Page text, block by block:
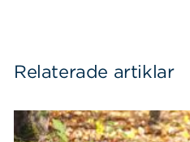
Relaterade artiklar